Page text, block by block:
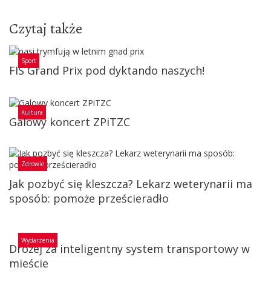
Czytaj także
Sport
FIS Grand Prix pod dyktando naszych!
Kultura
Galowy koncert ZPiTZC
Zdrowie
Jak pozbyć się kleszcza? Lekarz weterynarii ma
sposób: pomoże prześcieradło
Wydarzenia
Drożej za inteligentny system transportowy w
mieście